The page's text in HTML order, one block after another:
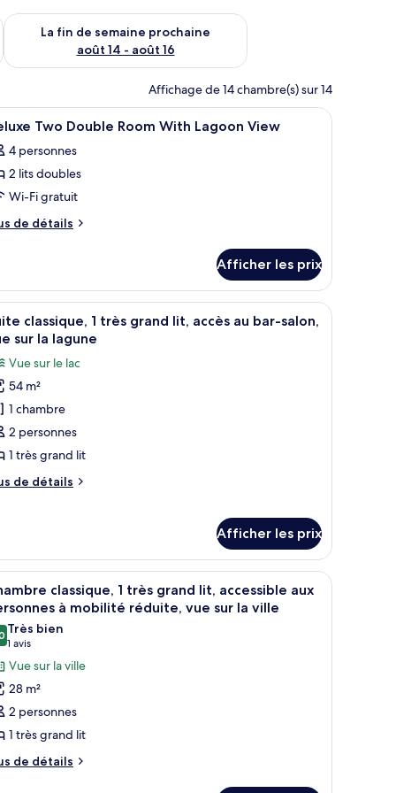
semaine août 7 - août 9
La fin de semaine prochaine
août 14 - août 16
Vérifier la disponibilité pour la fin de semaine prochaine août
Affichage de 14 chambre(s) sur 14
d’insonorisation
:
Literie de qualité, minibar, coffre-fort,
3 Two Double Room With Lagoon View
4 personnes
2 lits doubles
Wi-Fi gratuit
de détails
Afficher les prix
paysage urbain grâce à de grandes fenêtres.
lit, d’un bureau, d’une chaise, d’une télévision et offrant une vue sur le
:
Une chambre d’hôtel moderne avec un
14 classique, 1 très grand lit, accès au bar-salon,
sur la lagune
Vue sur le lac
54 m²
1 chambre
2 personnes
1 très grand lit
de détails
Afficher les prix
fenêtre, un canapé, un fauteuil, une petite table et une lampe.
:
Une chambre d’hôtel moderne équipée
7
classique, 1 très grand lit, accessible aux
à mobilité réduite, vue sur la ville
sur 10
Très bien
1 avis
(1 avis)
Vue sur la ville
28 m²
2 personnes
1 très grand lit
de détails